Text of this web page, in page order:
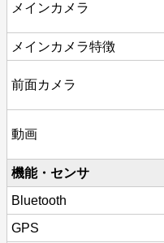
メインカメラ
メインカメラ特徴
前面カメラ
動画
機能・センサ
Bluetooth
GPS